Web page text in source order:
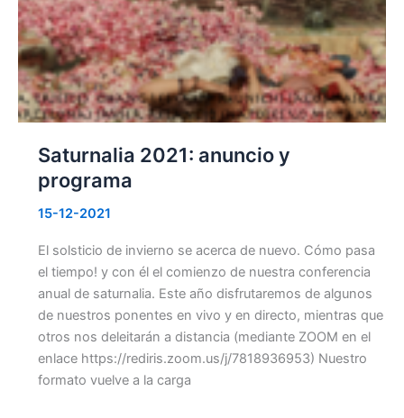
Saturnalia 2021: anuncio y
programa
15-12-2021
El solsticio de invierno se acerca de nuevo. Cómo pasa
el tiempo! y con él el comienzo de nuestra conferencia
anual de saturnalia. Este año disfrutaremos de algunos
de nuestros ponentes en vivo y en directo, mientras que
otros nos deleitarán a distancia (mediante ZOOM en el
enlace https://rediris.zoom.us/j/7818936953) Nuestro
formato vuelve a la carga